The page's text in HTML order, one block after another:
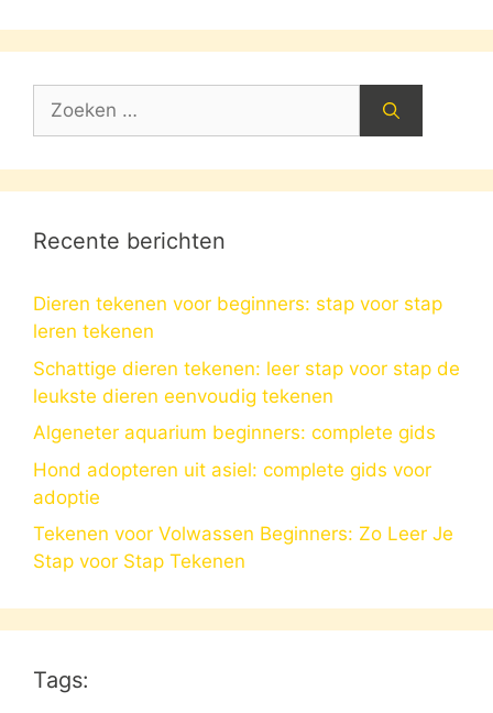
Zoek
Recente berichten
Dieren tekenen voor beginners: stap voor stap
leren tekenen
Schattige dieren tekenen: leer stap voor stap de
leukste dieren eenvoudig tekenen
Algeneter aquarium beginners: complete gids
Hond adopteren uit asiel: complete gids voor
adoptie
Tekenen voor Volwassen Beginners: Zo Leer Je
Stap voor Stap Tekenen
Tags: